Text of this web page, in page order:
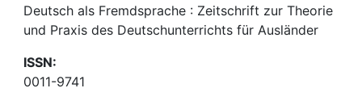
Deutsch als Fremdsprache : Zeitschrift zur Theorie
und Praxis des Deutschunterrichts für Ausländer
ISSN:
0011-9741